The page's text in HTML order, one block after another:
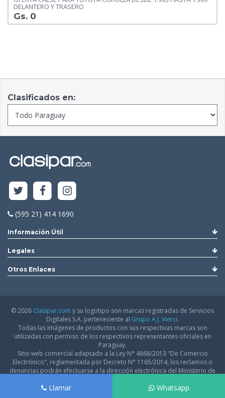
DELANTERO Y TRASERO
Gs. 0
Llamar Whatsapp
Clasificados en:
(595 21) 414 1690
Información Útil
Legales
Otros Enlaces
© 2026 Clasipar.com y su logotipo son marcas registradas de Servicios
Digitales S.A. perteneciente al Grupo A.J. Vierci.
Todas las imágenes de productos con sus respectivas marcas son
utilizadas con permiso de los respectivos representantes oficiales en
Paraguay.
Sitio web comercial adaptado a la Ley N° 4868/2013 "De Comercio
Electrónico", reglamentada por Decreto N° 1165/2014, los reclamos o
denuncias podrán efectuarse a la dirección electrónica del Ministerio de